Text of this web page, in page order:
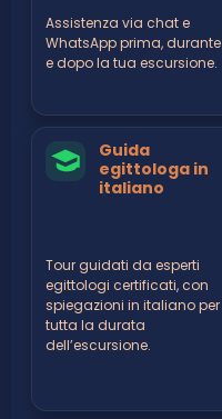
Assistenza via chat e
WhatsApp prima, durante
e dopo la tua escursione.
Guida
egittologa in
italiano
Tour guidati da esperti
egittologi certificati, con
spiegazioni in italiano per
tutta la durata
dell’escursione.